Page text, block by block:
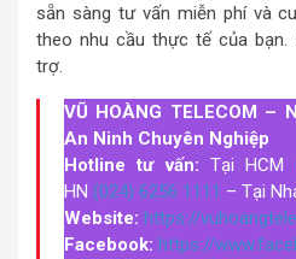
sẵn sàng tư vấn miễn phí và
theo nhu cầu thực tế của
trợ.
VŨ HOÀNG TELECOM –
An Ninh Chuyên Nghiệp
Hotline tư vấn: Tại HCM
HN (024) 6256 1111 – Tại
Website: https://
Facebook: https://